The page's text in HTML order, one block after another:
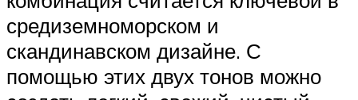
средиземноморском и
скандинавском дизайне. С
помощью этих двух тонов можно